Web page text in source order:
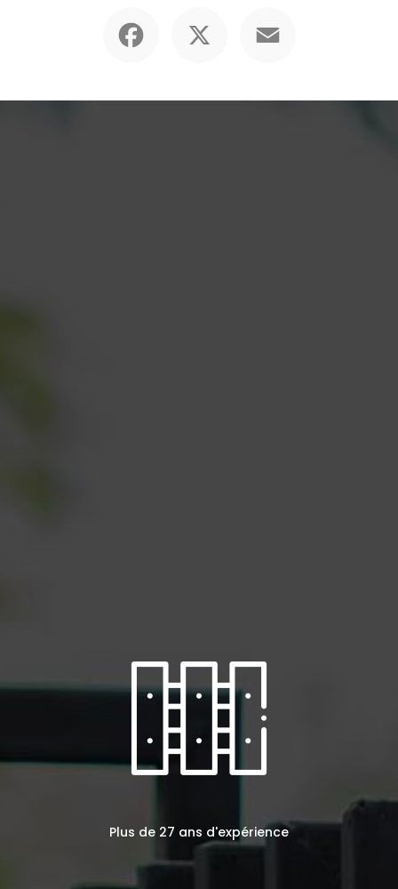
Plus de 27 ans d'expérience